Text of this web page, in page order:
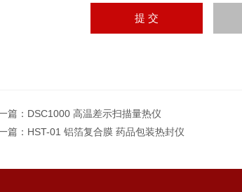
篇： DSC1000 高温差示扫描量热仪
篇： HST-01 铝箔复合膜 药品包装热封仪